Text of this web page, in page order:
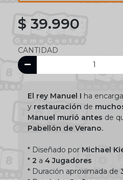
$ 39.990
CANTIDAD
El rey Manuel I ha
y restauración de
Manuel murió antes de
Pabellón de Verano.
* Diseñado por Michael
* 2 a 4 Jugadores
* Duración aproximada de